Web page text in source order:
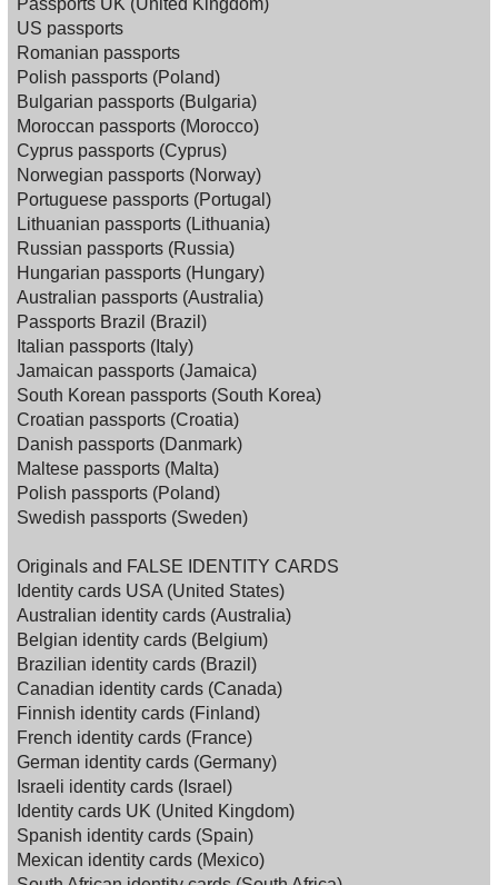
Passports UK (United Kingdom)
US passports
Romanian passports
Polish passports (Poland)
Bulgarian passports (Bulgaria)
Moroccan passports (Morocco)
Cyprus passports (Cyprus)
Norwegian passports (Norway)
Portuguese passports (Portugal)
Lithuanian passports (Lithuania)
Russian passports (Russia)
Hungarian passports (Hungary)
Australian passports (Australia)
Passports Brazil (Brazil)
Italian passports (Italy)
Jamaican passports (Jamaica)
South Korean passports (South Korea)
Croatian passports (Croatia)
Danish passports (Danmark)
Maltese passports (Malta)
Polish passports (Poland)
Swedish passports (Sweden)
Originals and FALSE IDENTITY CARDS
Identity cards USA (United States)
Australian identity cards (Australia)
Belgian identity cards (Belgium)
Brazilian identity cards (Brazil)
Canadian identity cards (Canada)
Finnish identity cards (Finland)
French identity cards (France)
German identity cards (Germany)
Israeli identity cards (Israel)
Identity cards UK (United Kingdom)
Spanish identity cards (Spain)
Mexican identity cards (Mexico)